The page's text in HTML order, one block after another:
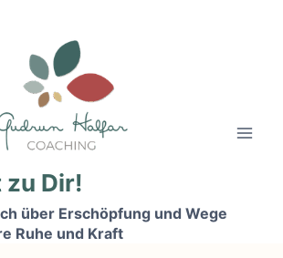
Dir!
über Erschöpfung und Wege
Ruhe und Kraft